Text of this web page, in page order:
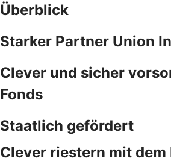
Überblick
Starker Partner Union
Clever und sicher
Fonds
Staatlich gefördert
Clever riestern mit